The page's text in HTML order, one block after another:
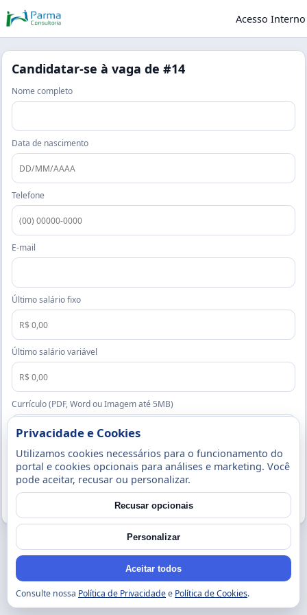
Acesso Interno
Candidatar-se à vaga de#14
Nome completo
Data de nascimento
Telefone
E-mail
Último salário fixo
Último salário variável
Currículo (PDF, Word ou Imagem até 5MB)
Enviar candidatura
Privacidade e Cookies
Utilizamos cookies necessários para o funcionamento do
portal e cookies opcionais para análises e marketing. Você
pode aceitar, recusar ou personalizar.
Recusar opcionais
Personalizar
Aceitar todos
Consulte nossa Política de Privacidadee Política de Cookies.